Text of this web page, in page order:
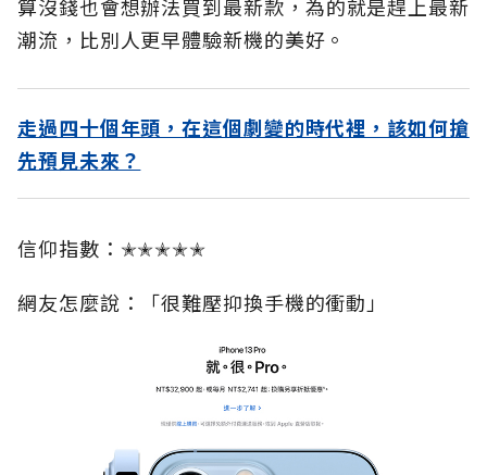
算沒錢也會想辦法買到最新款，為的就是趕上最新
潮流，比別人更早體驗新機的美好。
走過四十個年頭，在這個劇變的時代裡，該如何搶
先預見未來？
信仰指數：✭✭✭✭✭
網友怎麼說：「很難壓抑換手機的衝動」